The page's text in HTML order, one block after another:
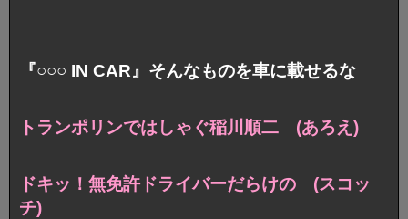
『○○○ IN CAR』そんなものを車に載せるな
トランポリンではしゃぐ稲川順二 (あろえ)
ドキッ！無免許ドライバーだらけの (スコッ
チ)